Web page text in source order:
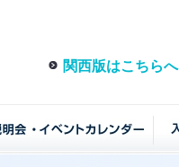
関西版はこちらへ